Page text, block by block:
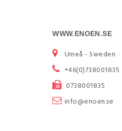
WWW.ENOEN.SE
Umeå - Sweden
+46(0)738001835
0738001835
info@enoen.se